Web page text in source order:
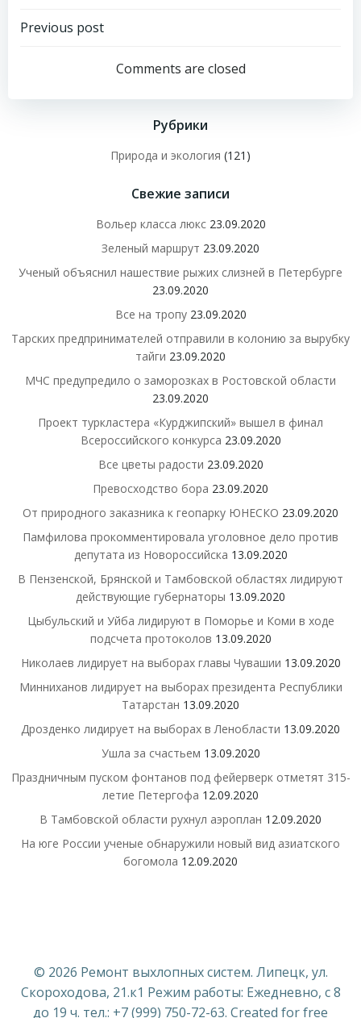
Навигация
записям
Previous post
Comments are closed
Рубрики
Природа и экология (121)
Свежие записи
Вольер класса люкс 23.09.2020
Зеленый маршрут 23.09.2020
Ученый объяснил нашествие рыжих слизней в Петербурге
23.09.2020
Все на тропу 23.09.2020
Тарских предпринимателей отправили в колонию за вырубку
тайги 23.09.2020
МЧС предупредило о заморозках в Ростовской области
23.09.2020
Проект туркластера «Курджипский» вышел в финал
Всероссийского конкурса 23.09.2020
Все цветы радости 23.09.2020
Превосходство бора 23.09.2020
От природного заказника к геопарку ЮНЕСКО 23.09.2020
Памфилова прокомментировала уголовное дело против
депутата из Новороссийска 13.09.2020
В Пензенской, Брянской и Тамбовской областях лидируют
действующие губернаторы 13.09.2020
Цыбульский и Уйба лидируют в Поморье и Коми в ходе
подсчета протоколов 13.09.2020
Николаев лидирует на выборах главы Чувашии 13.09.2020
Минниханов лидирует на выборах президента Республики
Татарстан 13.09.2020
Дрозденко лидирует на выборах в Ленобласти 13.09.2020
Ушла за счастьем 13.09.2020
Праздничным пуском фонтанов под фейерверк отметят 315-
летие Петергофа 12.09.2020
В Тамбовской области рухнул аэроплан 12.09.2020
На юге России ученые обнаружили новый вид азиатского
богомола 12.09.2020
© 2026 Ремонт выхлопных систем. Липецк, ул.
Скороходова, 21.к1 Режим работы: Ежедневно, с 8
до 19 ч. тел.: +7 (999) 750-72-63. Created for free